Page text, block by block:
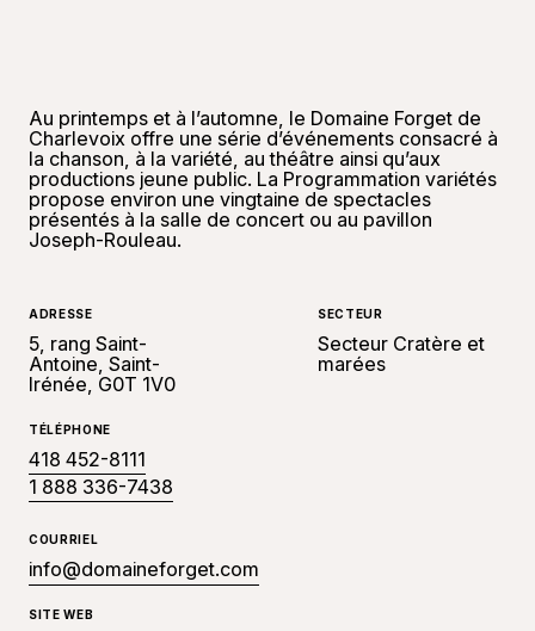
Au printemps et à l’automne, le Domaine Forget de
Charlevoix offre une série d’événements consacré à
la chanson, à la variété, au théâtre ainsi qu’aux
productions jeune public. La Programmation variétés
propose environ une vingtaine de spectacles
présentés à la salle de concert ou au pavillon
Joseph-Rouleau.
ADRESSE
5, rang Saint-
Antoine, Saint-
Irénée, G0T 1V0
SECTEUR
Secteur Cratère et
marées
TÉLÉPHONE
418 452-8111
1 888 336-7438
COURRIEL
info@domaineforget.com
SITE WEB